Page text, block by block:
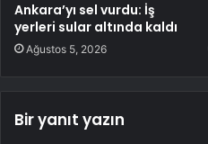
Ankara’yı sel vurdu: İş
yerleri sular altında kaldı
Ağustos 5, 2026
Bir yanıt yazın